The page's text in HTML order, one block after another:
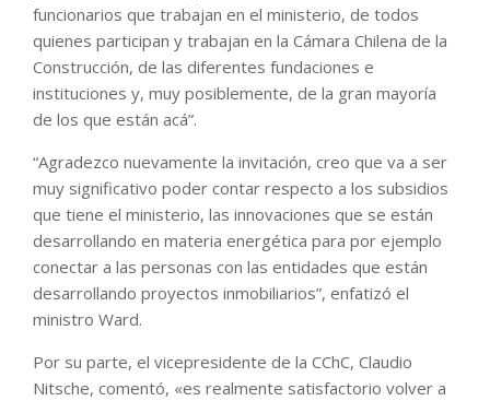
funcionarios que trabajan en el ministerio, de todos
quienes participan y trabajan en la Cámara Chilena de la
Construcción, de las diferentes fundaciones e
instituciones y, muy posiblemente, de la gran mayoría
de los que están acá”.
“Agradezco nuevamente la invitación, creo que va a ser
muy significativo poder contar respecto a los subsidios
que tiene el ministerio, las innovaciones que se están
desarrollando en materia energética para por ejemplo
conectar a las personas con las entidades que están
desarrollando proyectos inmobiliarios”, enfatizó el
ministro Ward.
Por su parte, el vicepresidente de la CChC, Claudio
Nitsche, comentó, «es realmente satisfactorio volver a